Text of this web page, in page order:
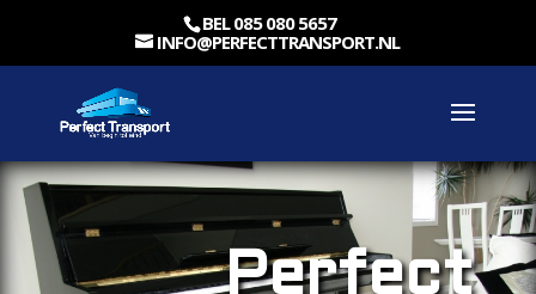
BEL 085 080 5657
INFO@PERFECTTRANSPORT.NL
Perfect